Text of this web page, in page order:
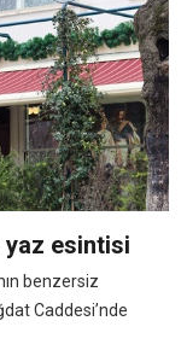
yaz esintisi
benzersiz
Caddesi’nde